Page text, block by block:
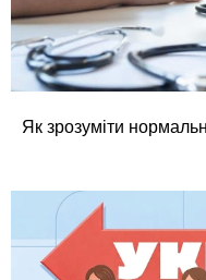
Як зрозуміти